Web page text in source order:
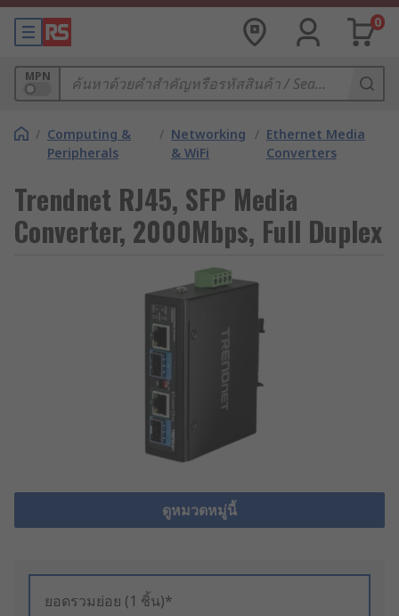
0
MPN
/ Computing &
Peripherals
/ Networking
& WiFi
/ Ethernet Media
Converters
Trendnet RJ45, SFP Media
Converter, 2000Mbps, Full Duplex
ดูหมวดหมู่นี้
ยอดรวมย่อย (1 ชิ้น)*